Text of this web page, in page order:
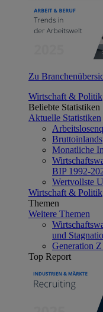
Zu
Wirtschaft & Politik
Beliebte Statistiken
Aktuelle Statistiken
Monatliche
BIP 1992-
Wertvollste
Wirtschaft & Politik
Themen
Weitere Themen
und
Generation
Top Report